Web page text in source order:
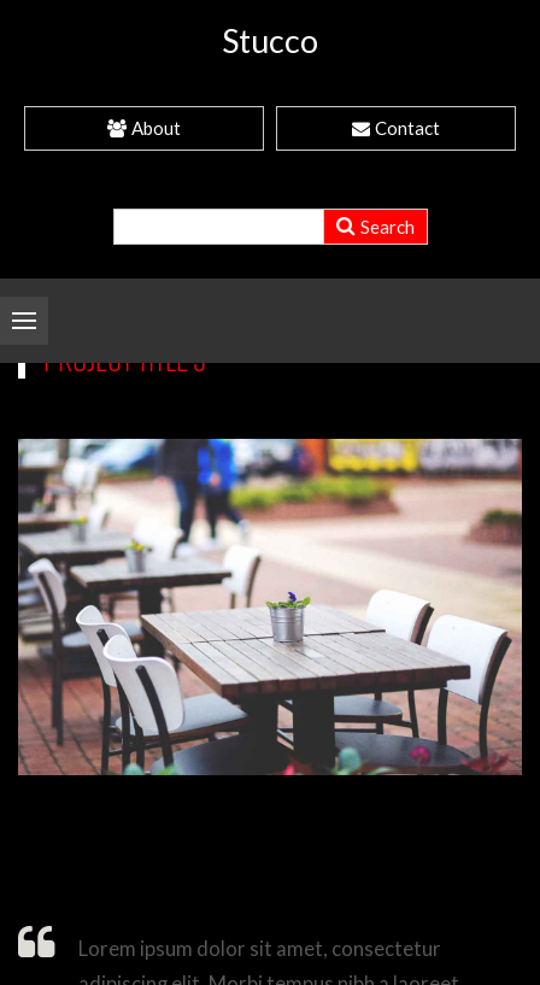
Stucco
About Contact
PROJECT TITLE 3
Lorem ipsum dolor sit amet, consectetur